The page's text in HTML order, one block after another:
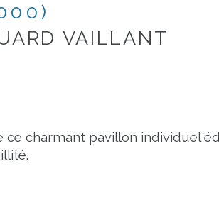
VAILLANT
ce charmant pavillon individuel